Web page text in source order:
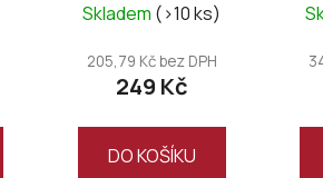
Skladem (>10 ks)
205,79 Kč bez DPH
249 Kč
DO KOŠÍKU